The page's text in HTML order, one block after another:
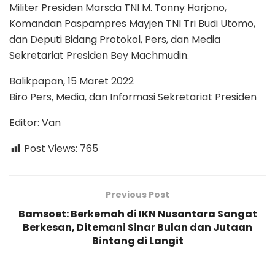
Militer Presiden Marsda TNI M. Tonny Harjono,
Komandan Paspampres Mayjen TNI Tri Budi Utomo,
dan Deputi Bidang Protokol, Pers, dan Media
Sekretariat Presiden Bey Machmudin.
Balikpapan, 15 Maret 2022
Biro Pers, Media, dan Informasi Sekretariat Presiden
Editor: Van
Post Views: 765
Previous Post
Bamsoet: Berkemah di IKN Nusantara Sangat
Berkesan, Ditemani Sinar Bulan dan Jutaan
Bintang di Langit